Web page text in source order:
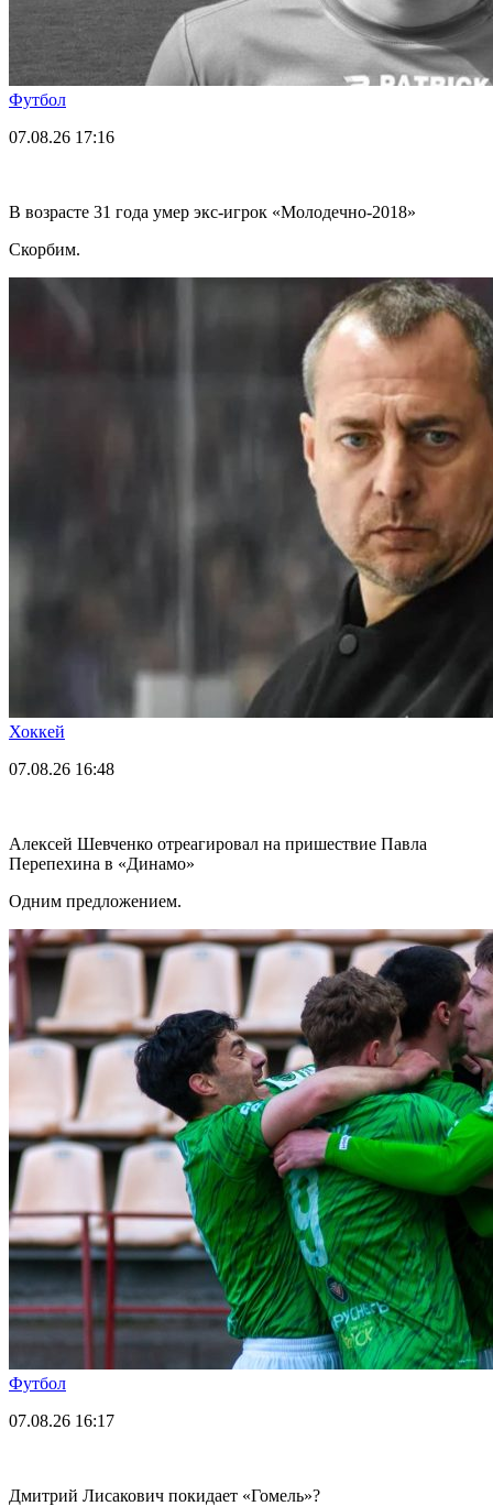
Футбол
07.08.26 17:16
В возрасте 31 года умер экс-игрок «Молодечно-2018»
Скорбим.
Хоккей
07.08.26 16:48
Алексей Шевченко отреагировал на пришествие Павла
Перепехина в «Динамо»
Одним предложением.
Футбол
07.08.26 16:17
Дмитрий Лисакович покидает «Гомель»?